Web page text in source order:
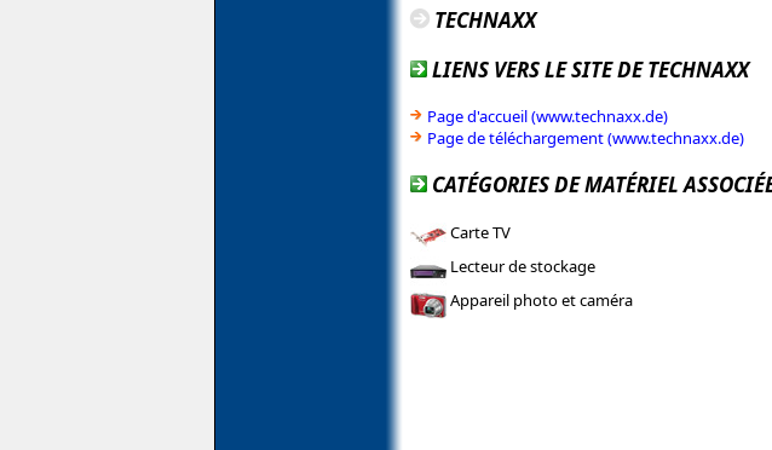
TECHNAXX
LIENS VERS LE SITE DE TECHNAXX
Page d'accueil (www.technaxx.de)
Page de téléchargement (www.technaxx.de)
CATÉGORIES DE MATÉRIEL
Carte TV
Lecteur de stockage
Appareil photo et caméra